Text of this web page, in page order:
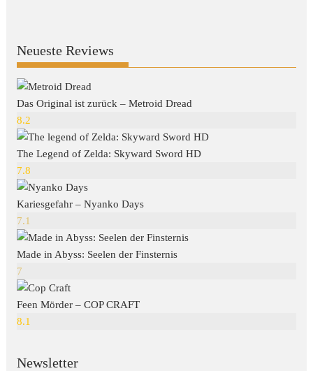
Neueste Reviews
Das Original ist zurück – Metroid Dread
8.2
The Legend of Zelda: Skyward Sword HD
7.8
Kariesgefahr – Nyanko Days
7.1
Made in Abyss: Seelen der Finsternis
7
Feen Mörder – COP CRAFT
8.1
Newsletter